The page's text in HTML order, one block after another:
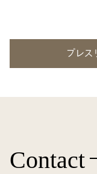
プレ
Contact